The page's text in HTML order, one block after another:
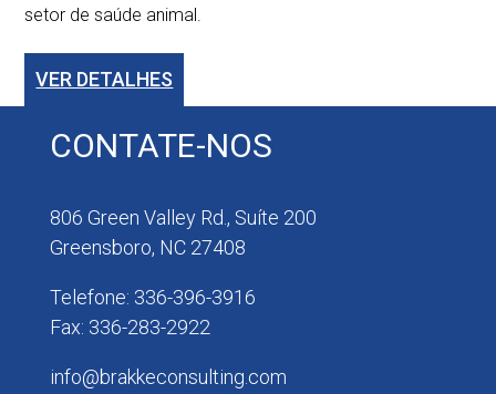
setor de saúde animal.
VER DETALHES
CONTATE-NOS
806 Green Valley Rd., Suíte 200
Greensboro, NC 27408
Telefone: 336-396-3916
Fax: 336-283-2922
info@brakkeconsulting.com